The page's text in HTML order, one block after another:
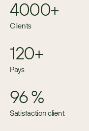
4000+
Clients
120+
Pays
96 %
Satisfaction client